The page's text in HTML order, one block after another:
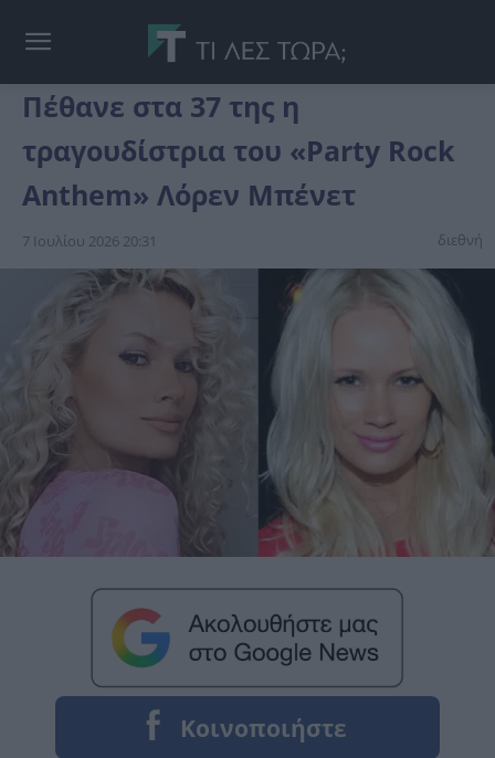
Πέθανε στα 37 της η
τραγουδίστρια του «Party Rock
Anthem» Λόρεν Μπένετ
7 Ιουλίου 2026 20:31 διεθνή